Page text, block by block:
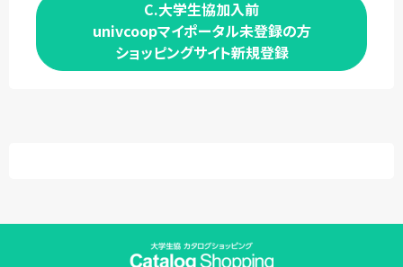
C.大学生協加入前
univcoopマイポータル未登録の方
ショッピングサイト新規登録